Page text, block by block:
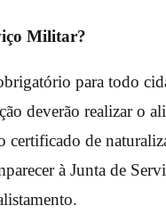
Militar?
para todo
deverão realizar o
certificado de
à Junta de